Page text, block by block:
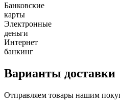
Банковские
карты
Электронные
деньги
Интернет
банкинг
Варианты доставки
Отправляем товары нашим